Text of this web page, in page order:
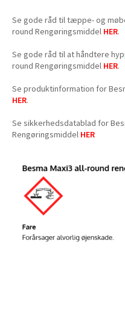
Se gode råd til tæppe- og
round Rengøringsmiddel HER.
Se gode råd til at håndtere
round Rengøringsmiddel HER.
Se produktinformation for
HER.
Se sikkerhedsdatablad for
Rengøringsmiddel HER